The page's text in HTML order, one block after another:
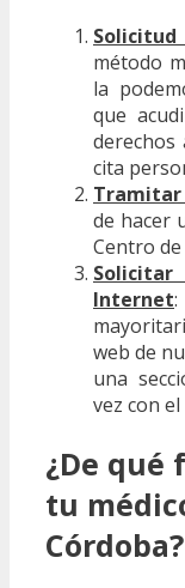
método
la
que
derechos
cita
de hacer
Centro
Internet
web de
una
vez con
¿De qué
tu
Córdoba?